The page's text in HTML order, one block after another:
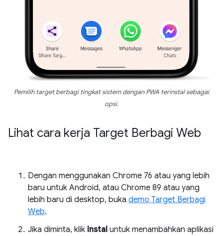
Pemilih target berbagi tingkat sistem dengan PWA terinstal sebagai
opsi.
Lihat cara kerja Target Berbagi Web
Dengan menggunakan Chrome 76 atau yang lebih
baru untuk Android, atau Chrome 89 atau yang
lebih baru di desktop, buka demo Target Berbagi
Web.
Jika diminta, klik Instal untuk menambahkan aplikasi